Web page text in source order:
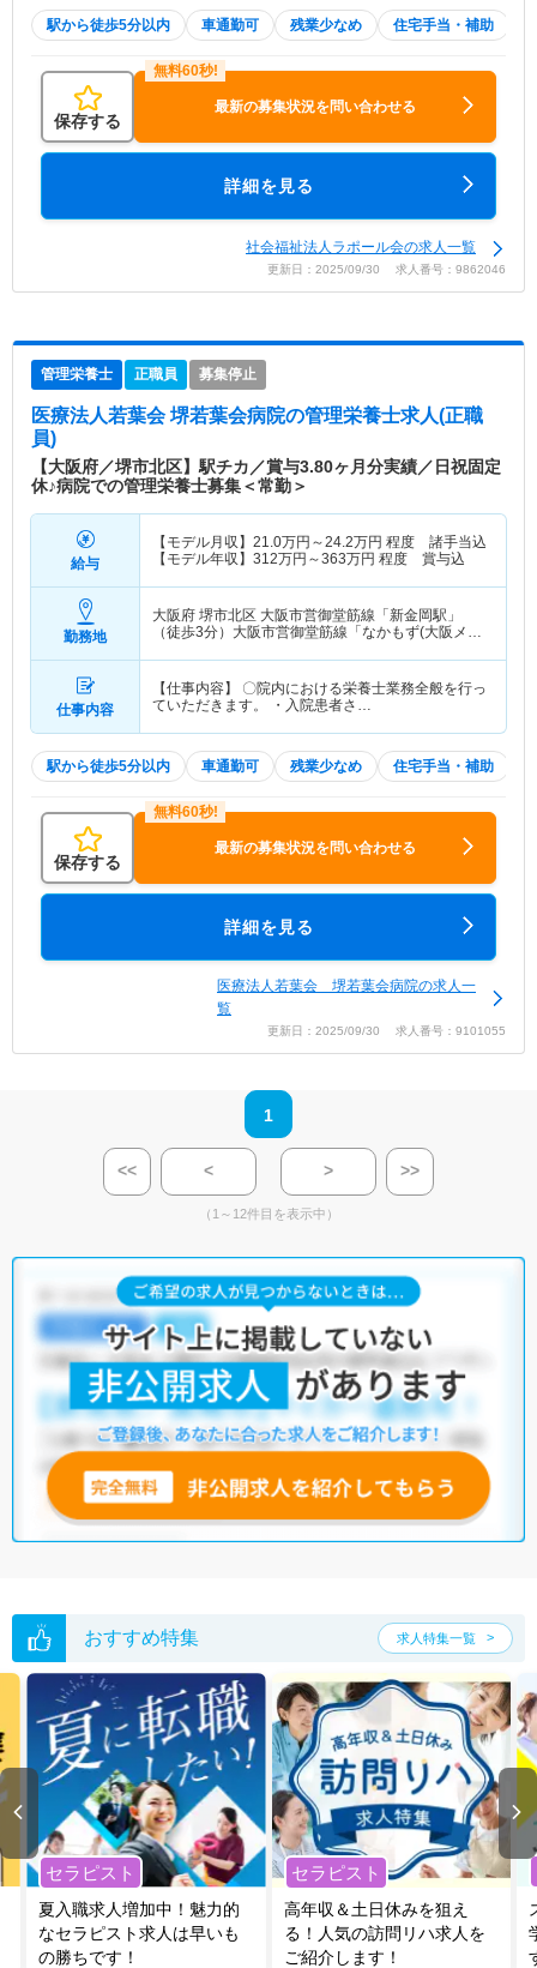
駅から徒歩5分以内 車通勤可 残業少なめ 住宅手当・補助
保存する
最新の募集状況を問い合わせる
詳細を見る
社会福祉法人ラポール会の求人一覧
更新日：2025/09/30 求人番号：9862046
管理栄養士 正職員 募集停止
医療法人若葉会 堺若葉会病院の管理栄養士求人(正職
員)
【大阪府／堺市北区】駅チカ／賞与3.80ヶ月分実績／日祝固定
休♪病院での管理栄養士募集＜常勤＞
給与
【モデル月収】 21.0万円～24.2万円 程度 諸手当込
【モデル年収】 312万円～363万円 程度 賞与込
勤務地
大阪府 堺市北区 大阪市営御堂筋線「新金岡駅」
（徒歩3分）大阪市営御堂筋線「なかもず(大阪メト
仕事内容
【仕事内容】 〇院内における栄養士業務全般を行っ
ていただきます。 ・入院患者さ…
駅から徒歩5分以内 車通勤可 残業少なめ 住宅手当・補助
保存する
最新の募集状況を問い合わせる
詳細を見る
医療法人若葉会 堺若葉会病院の求人一
覧
更新日：2025/09/30 求人番号：9101055
1
<< < > >>
（1～12件目を表示中）
おすすめ特集 求人特集一覧
セラピスト
夏入職求人増加中！魅力的
なセラピスト求人は早いも
の勝ちです！
セラピスト
高年収＆土日休みを狙え
る！人気の訪問リハ求人を
ご紹介します！